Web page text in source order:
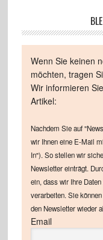
Wenn Sie keinen
möchten, tragen
Wir informieren
Artikel:
Nachdem Sie auf
wir Ihnen eine E-Mail
In"). So stellen wir
Newsletter einträgt.
ein, dass wir Ihre
verarbeiten. Sie
den Newsletter wieder
Email